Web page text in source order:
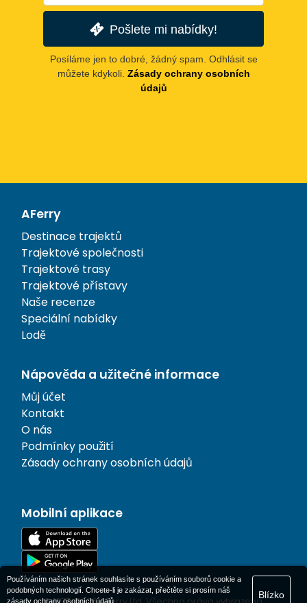
Pošlete mi nabídky!
Posíláme jen to dobré, žádný spam. Odhlásit se
můžete kdykoli. Zásady ochrany osobních
údajů
AFerry
Destinace trajektů
Trajektové společnosti
Trajektové trasy
Trajektové přístavy
Naše recenze
Speciální nabídky
Lodě
Nápověda a užitečné informace
Můj účet
Kontakt
O nás
Podmínky použití
Zásady ochrany osobních údajů
Mobilní aplikace
Používáním našich stránek souhlasíte s používáním souborů cookie a
podobných technologií. Chcete-li je zakázat, přečtěte si prosím náš
zásady ochrany osobních údajů.
Blízko